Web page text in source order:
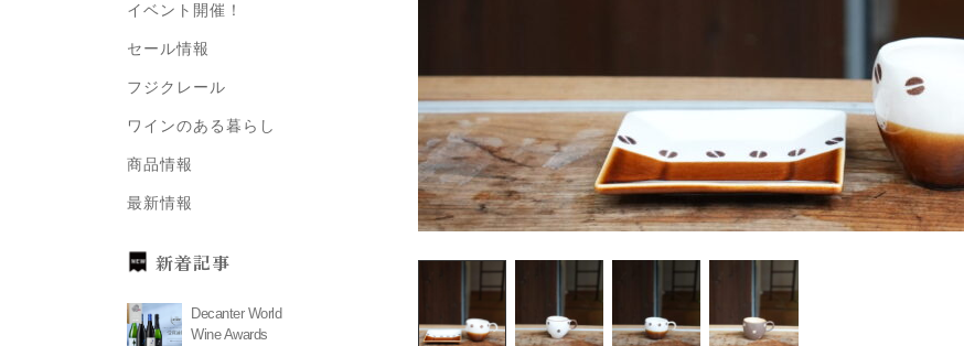
イベント開催！
セール情報
フジクレール
ワインのある暮らし
商品情報
最新情報
新着記事
Decanter World
Wine Awards